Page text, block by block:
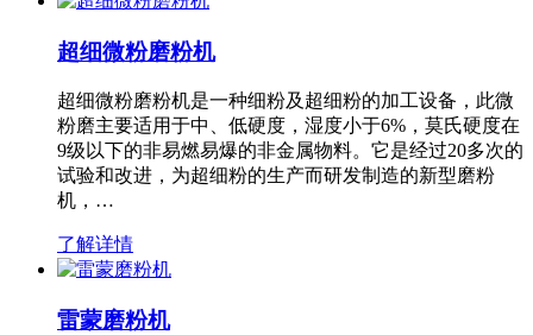
超细微粉磨粉机
超细微粉磨粉机是一种细粉及超细粉的加工设备，此微
粉磨主要适用于中、低硬度，湿度小于6%，莫氏硬度在
9级以下的非易燃易爆的非金属物料。它是经过20多次的
试验和改进，为超细粉的生产而研发制造的新型磨粉
机，…
了解详情
雷蒙磨粉机